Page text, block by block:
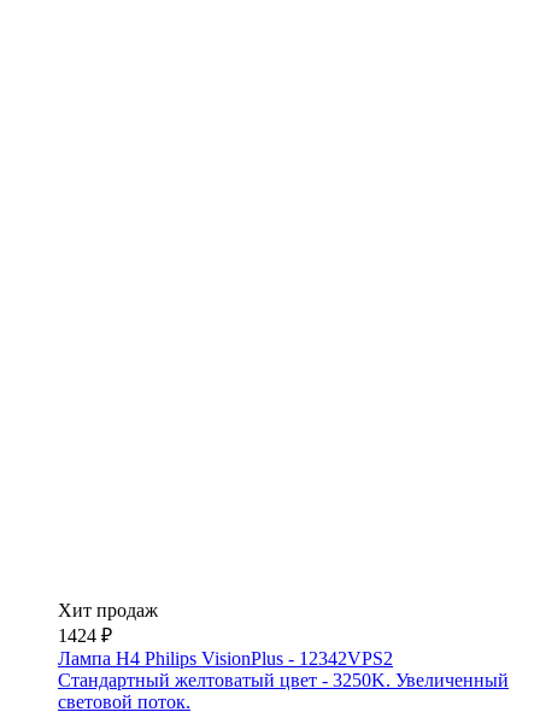
Хит продаж
1424 ₽
Лампа H4 Philips VisionPlus - 12342VPS2
Стандартный желтоватый цвет - 3250K. Увеличенный
световой поток.